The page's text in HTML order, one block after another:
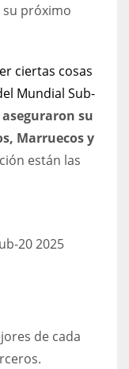
su próximo
ciertas cosas
Mundial Sub-
su
Marruecos y
están las
20 2025
de cada